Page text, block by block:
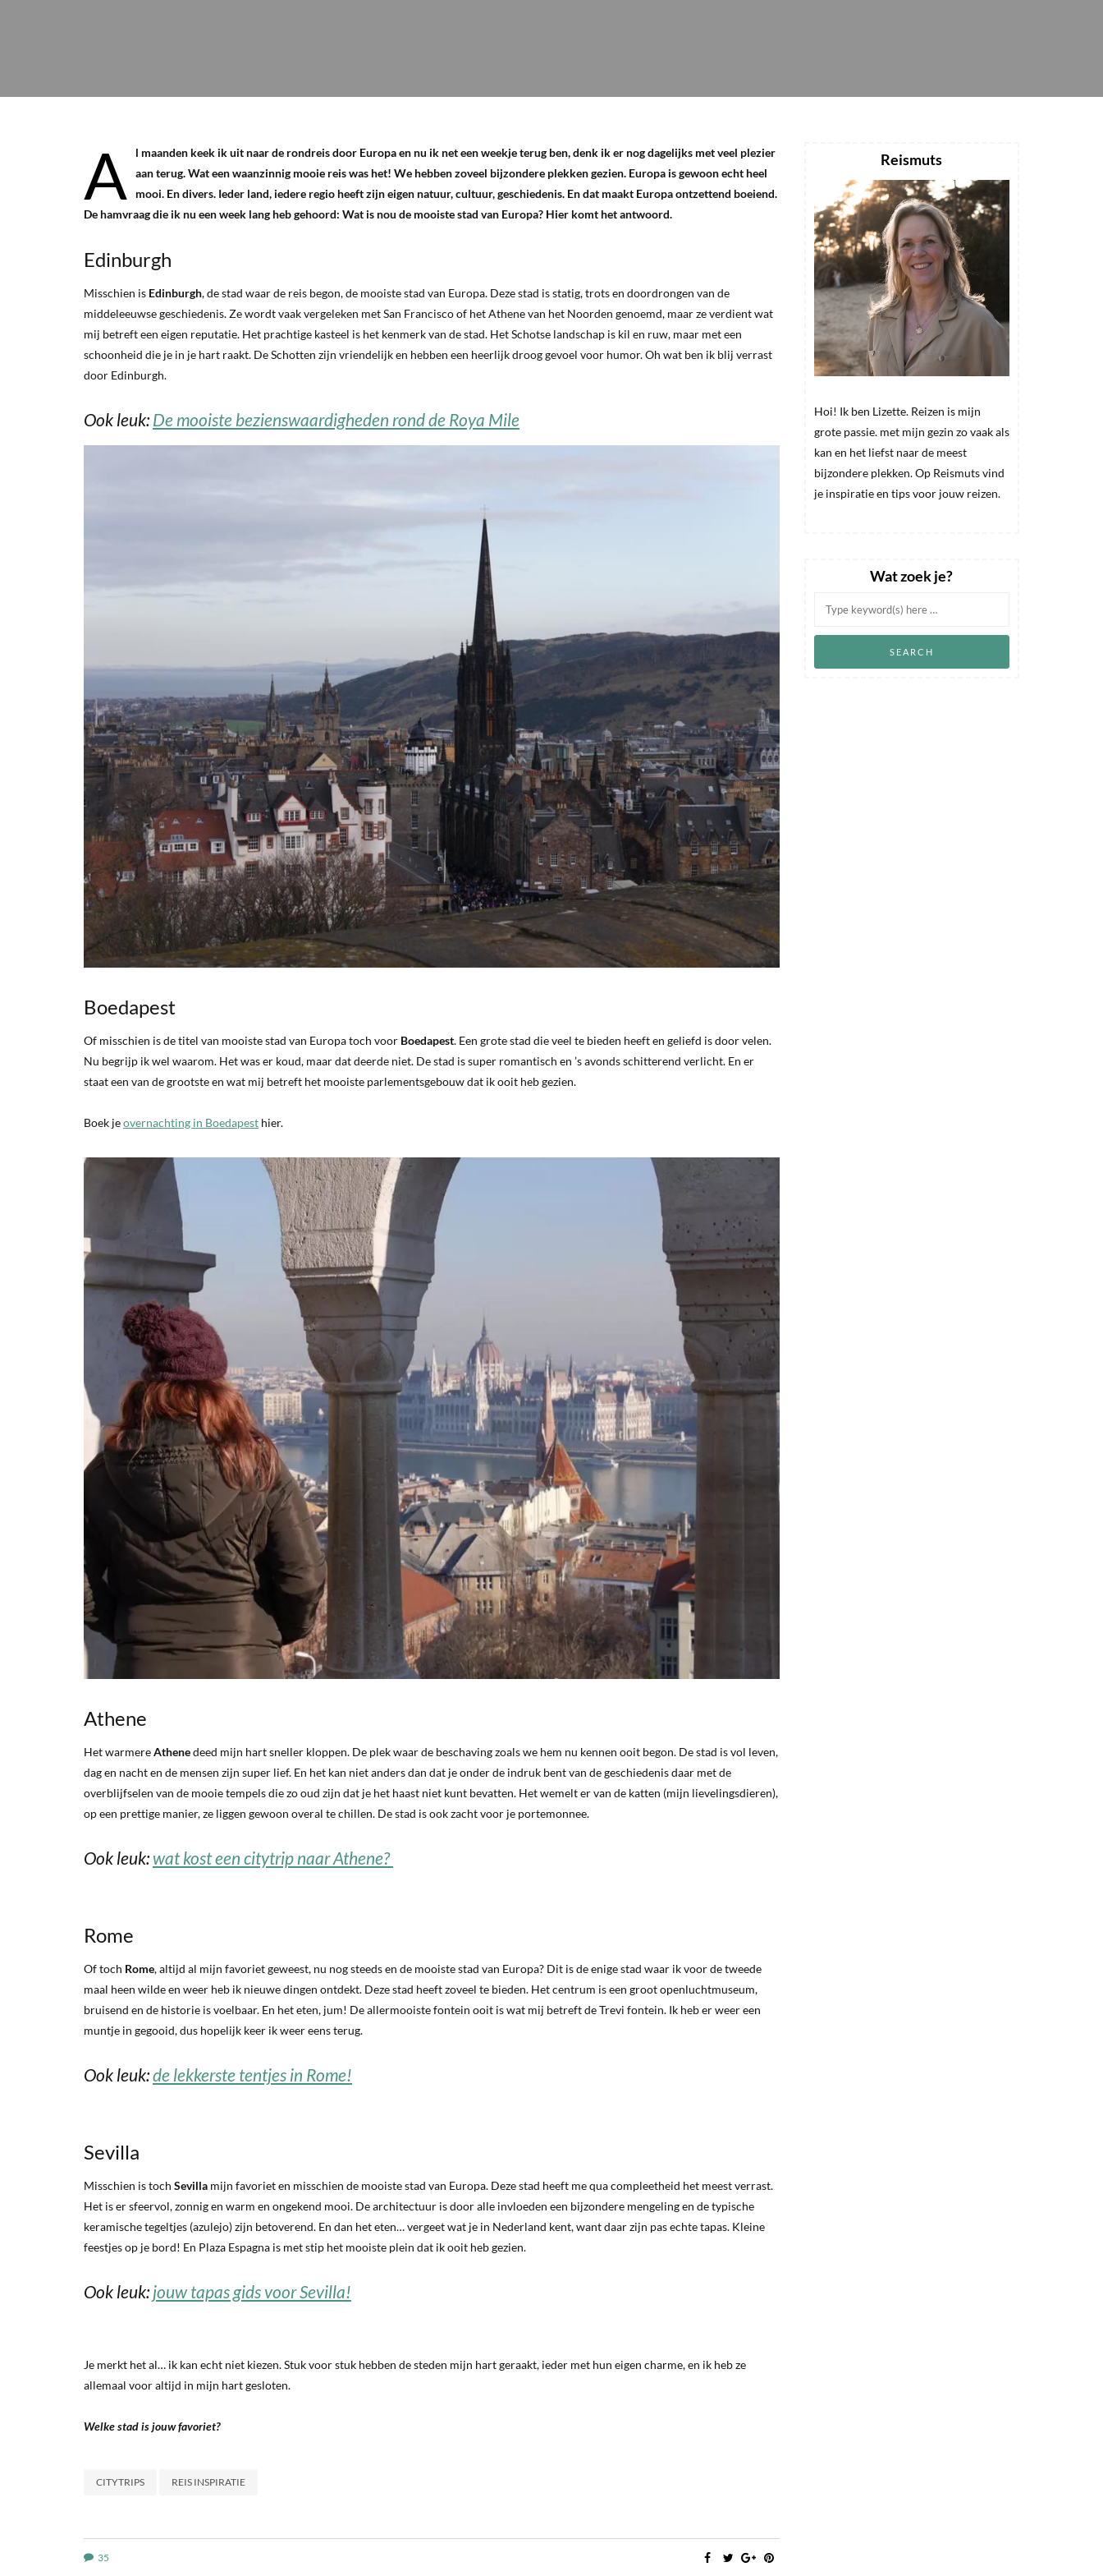
A
l maanden keek ik uit naar de rondreis door Europa en nu ik net een weekje terug ben, denk ik er nog dagelijks met veel plezier
aan terug. Wat een waanzinnig mooie reis was het! We hebben zoveel bijzondere plekken gezien. Europa is gewoon echt heel
mooi. En divers. Ieder land, iedere regio heeft zijn eigen natuur, cultuur, geschiedenis. En dat maakt Europa ontzettend boeiend.
De hamvraag die ik nu een week lang heb gehoord: Wat is nou de mooiste stad van Europa? Hier komt het antwoord.
Edinburgh
Misschien is Edinburgh, de stad waar de reis begon, de mooiste stad van Europa. Deze stad is statig, trots en doordrongen van de
middeleeuwse geschiedenis. Ze wordt vaak vergeleken met San Francisco of het Athene van het Noorden genoemd, maar ze verdient wat
mij betreft een eigen reputatie. Het prachtige kasteel is het kenmerk van de stad. Het Schotse landschap is kil en ruw, maar met een
schoonheid die je in je hart raakt. De Schotten zijn vriendelijk en hebben een heerlijk droog gevoel voor humor. Oh wat ben ik blij verrast
door Edinburgh.
Ook leuk: De mooiste bezienswaardigheden rond de Roya Mile
Boedapest
Of misschien is de titel van mooiste stad van Europa toch voor Boedapest. Een grote stad die veel te bieden heeft en geliefd is door velen.
Nu begrijp ik wel waarom. Het was er koud, maar dat deerde niet. De stad is super romantisch en ’s avonds schitterend verlicht. En er
staat een van de grootste en wat mij betreft het mooiste parlementsgebouw dat ik ooit heb gezien.
Boek jeovernachting in Boedapest hier.
Athene
Het warmereAthenedeed mijn hart sneller kloppen. De plek waar de beschaving zoals we hem nu kennen ooit begon. De stad is vol leven,
dag en nacht en de mensen zijn super lief. En het kan niet anders dan dat je onder de indruk bent van de geschiedenis daar met de
overblijfselen van de mooie tempels die zo oud zijn dat je het haast niet kunt bevatten. Het wemelt er van de katten (mijn lievelingsdieren),
op een prettige manier, ze liggen gewoon overal te chillen. De stad is ook zacht voor je portemonnee.
Ook leuk: wat kost een citytrip naar Athene?
Rome
Of toch Rome, altijd al mijn favoriet geweest, nu nog steeds en de mooiste stad van Europa? Dit is de enige stad waar ik voor de tweede
maal heen wilde en weer heb ik nieuwe dingen ontdekt. Deze stad heeft zoveel te bieden. Het centrum is een groot openluchtmuseum,
bruisend en de historie is voelbaar. En het eten, jum! De allermooiste fontein ooit is wat mij betreft de Trevi fontein. Ik heb er weer een
muntje in gegooid, dus hopelijk keer ik weer eens terug.
Ook leuk:de lekkerste tentjes in Rome!
Sevilla
Misschien is toch Sevilla mijn favoriet en misschien de mooiste stad van Europa. Deze stad heeft me qua compleetheid het meest verrast.
Het is er sfeervol, zonnig en warm en ongekend mooi. De architectuur is door alle invloeden een bijzondere mengeling en de typische
keramische tegeltjes (azulejo) zijn betoverend. En dan het eten… vergeet wat je in Nederland kent, want daar zijn pas echte tapas. Kleine
feestjes op je bord! En Plaza Espagna is met stip het mooiste plein dat ik ooit heb gezien.
Ook leuk: jouw tapas gids voor Sevilla!
Je merkt het al… ik kan echt niet kiezen. Stuk voor stuk hebben de steden mijn hart geraakt, ieder met hun eigen charme, en ik heb ze
allemaal voor altijd in mijn hart gesloten.
Welke stad is jouw favoriet?
CITYTRIPS REIS INSPIRATIE
35
Reismuts
Hoi! Ik ben Lizette. Reizen is mijn
grote passie. met mijn gezin zo vaak als
kan en het liefst naar de meest
bijzondere plekken. Op Reismuts vind
je inspiratie en tips voor jouw reizen.
Wat zoek je?